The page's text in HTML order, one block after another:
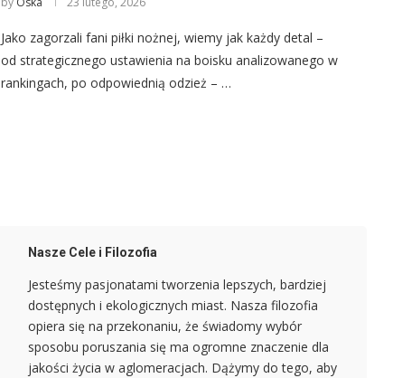
Jako zagorzali fani piłki nożnej, wiemy jak każdy detal –
od strategicznego ustawienia na boisku analizowanego w
rankingach, po odpowiednią odzież – …
Nasze Cele i Filozofia
Jesteśmy pasjonatami tworzenia lepszych, bardziej
dostępnych i ekologicznych miast. Nasza filozofia
opiera się na przekonaniu, że świadomy wybór
sposobu poruszania się ma ogromne znaczenie dla
jakości życia w aglomeracjach. Dążymy do tego, aby